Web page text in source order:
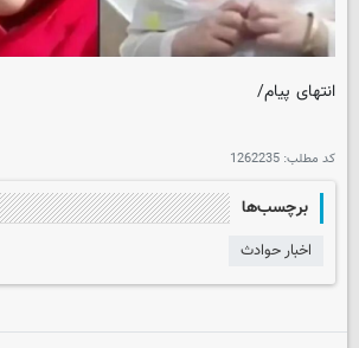
انتهای پیام/
کد مطلب: 1262235
برچسب‌ها
اخبار حوادث